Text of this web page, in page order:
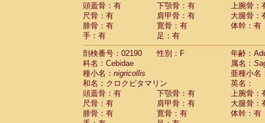
CercopithecidaeKasi senex
CercopithecidaeNasalis larvatus(0)
CercopithecidaePresbytes
CercopithecidaePygathrix nemaeus
CercopithecidaeSemnopithecus
Cercopithecidae
Trachypithecus
Cercopithecidae
Trachypithecus
Cercopithecidae
Trachypithecus
CercopithecidaeTrachypithecus
CercopithecidaeColobinae spp.(0)
CercopithecidaePresbytesinaespp.(0)
頭蓋骨：有
下顎骨：有
上腕骨：
尺骨：有
肩甲骨：有
大腿骨：
腓骨：有
寛骨：有
体幹：有
手：有
足：有
剖検番号：02190
性別：F
年齢：
科名：Cebidae
属名：
種小名： nigricollis
亜種小名
和名：クロクビタマリン
英名：
頭蓋骨：有
下顎骨：有
上腕骨：
尺骨：有
肩甲骨：有
大腿骨：
腓骨：有
寛骨：有
体幹：有